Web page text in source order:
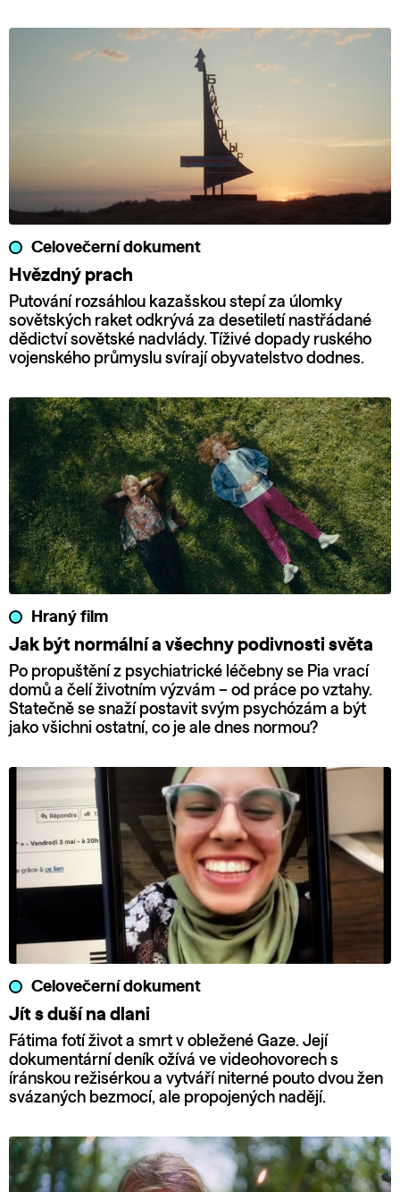
Celovečerní dokument
Hvězdný prach
Putování rozsáhlou kazašskou stepí za úlomky
sovětských raket odkrývá za desetiletí nastřádané
dědictví sovětské nadvlády. Tíživé dopady ruského
vojenského průmyslu svírají obyvatelstvo dodnes.
Hraný film
Jak být normální a všechny podivnosti světa
Po propuštění z psychiatrické léčebny se Pia vrací
domů a čelí životním výzvám – od práce po vztahy.
Statečně se snaží postavit svým psychózám a být
jako všichni ostatní, co je ale dnes normou?
Celovečerní dokument
Jít s duší na dlani
Fátima fotí život a smrt v obležené Gaze. Její
dokumentární deník ožívá ve videohovorech s
íránskou režisérkou a vytváří niterné pouto dvou žen
svázaných bezmocí, ale propojených nadějí.